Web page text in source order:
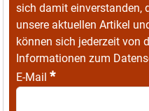
sich damit einverstanden,
unsere aktuellen Artikel
können sich jederzeit von
Informationen zum
E-Mail *